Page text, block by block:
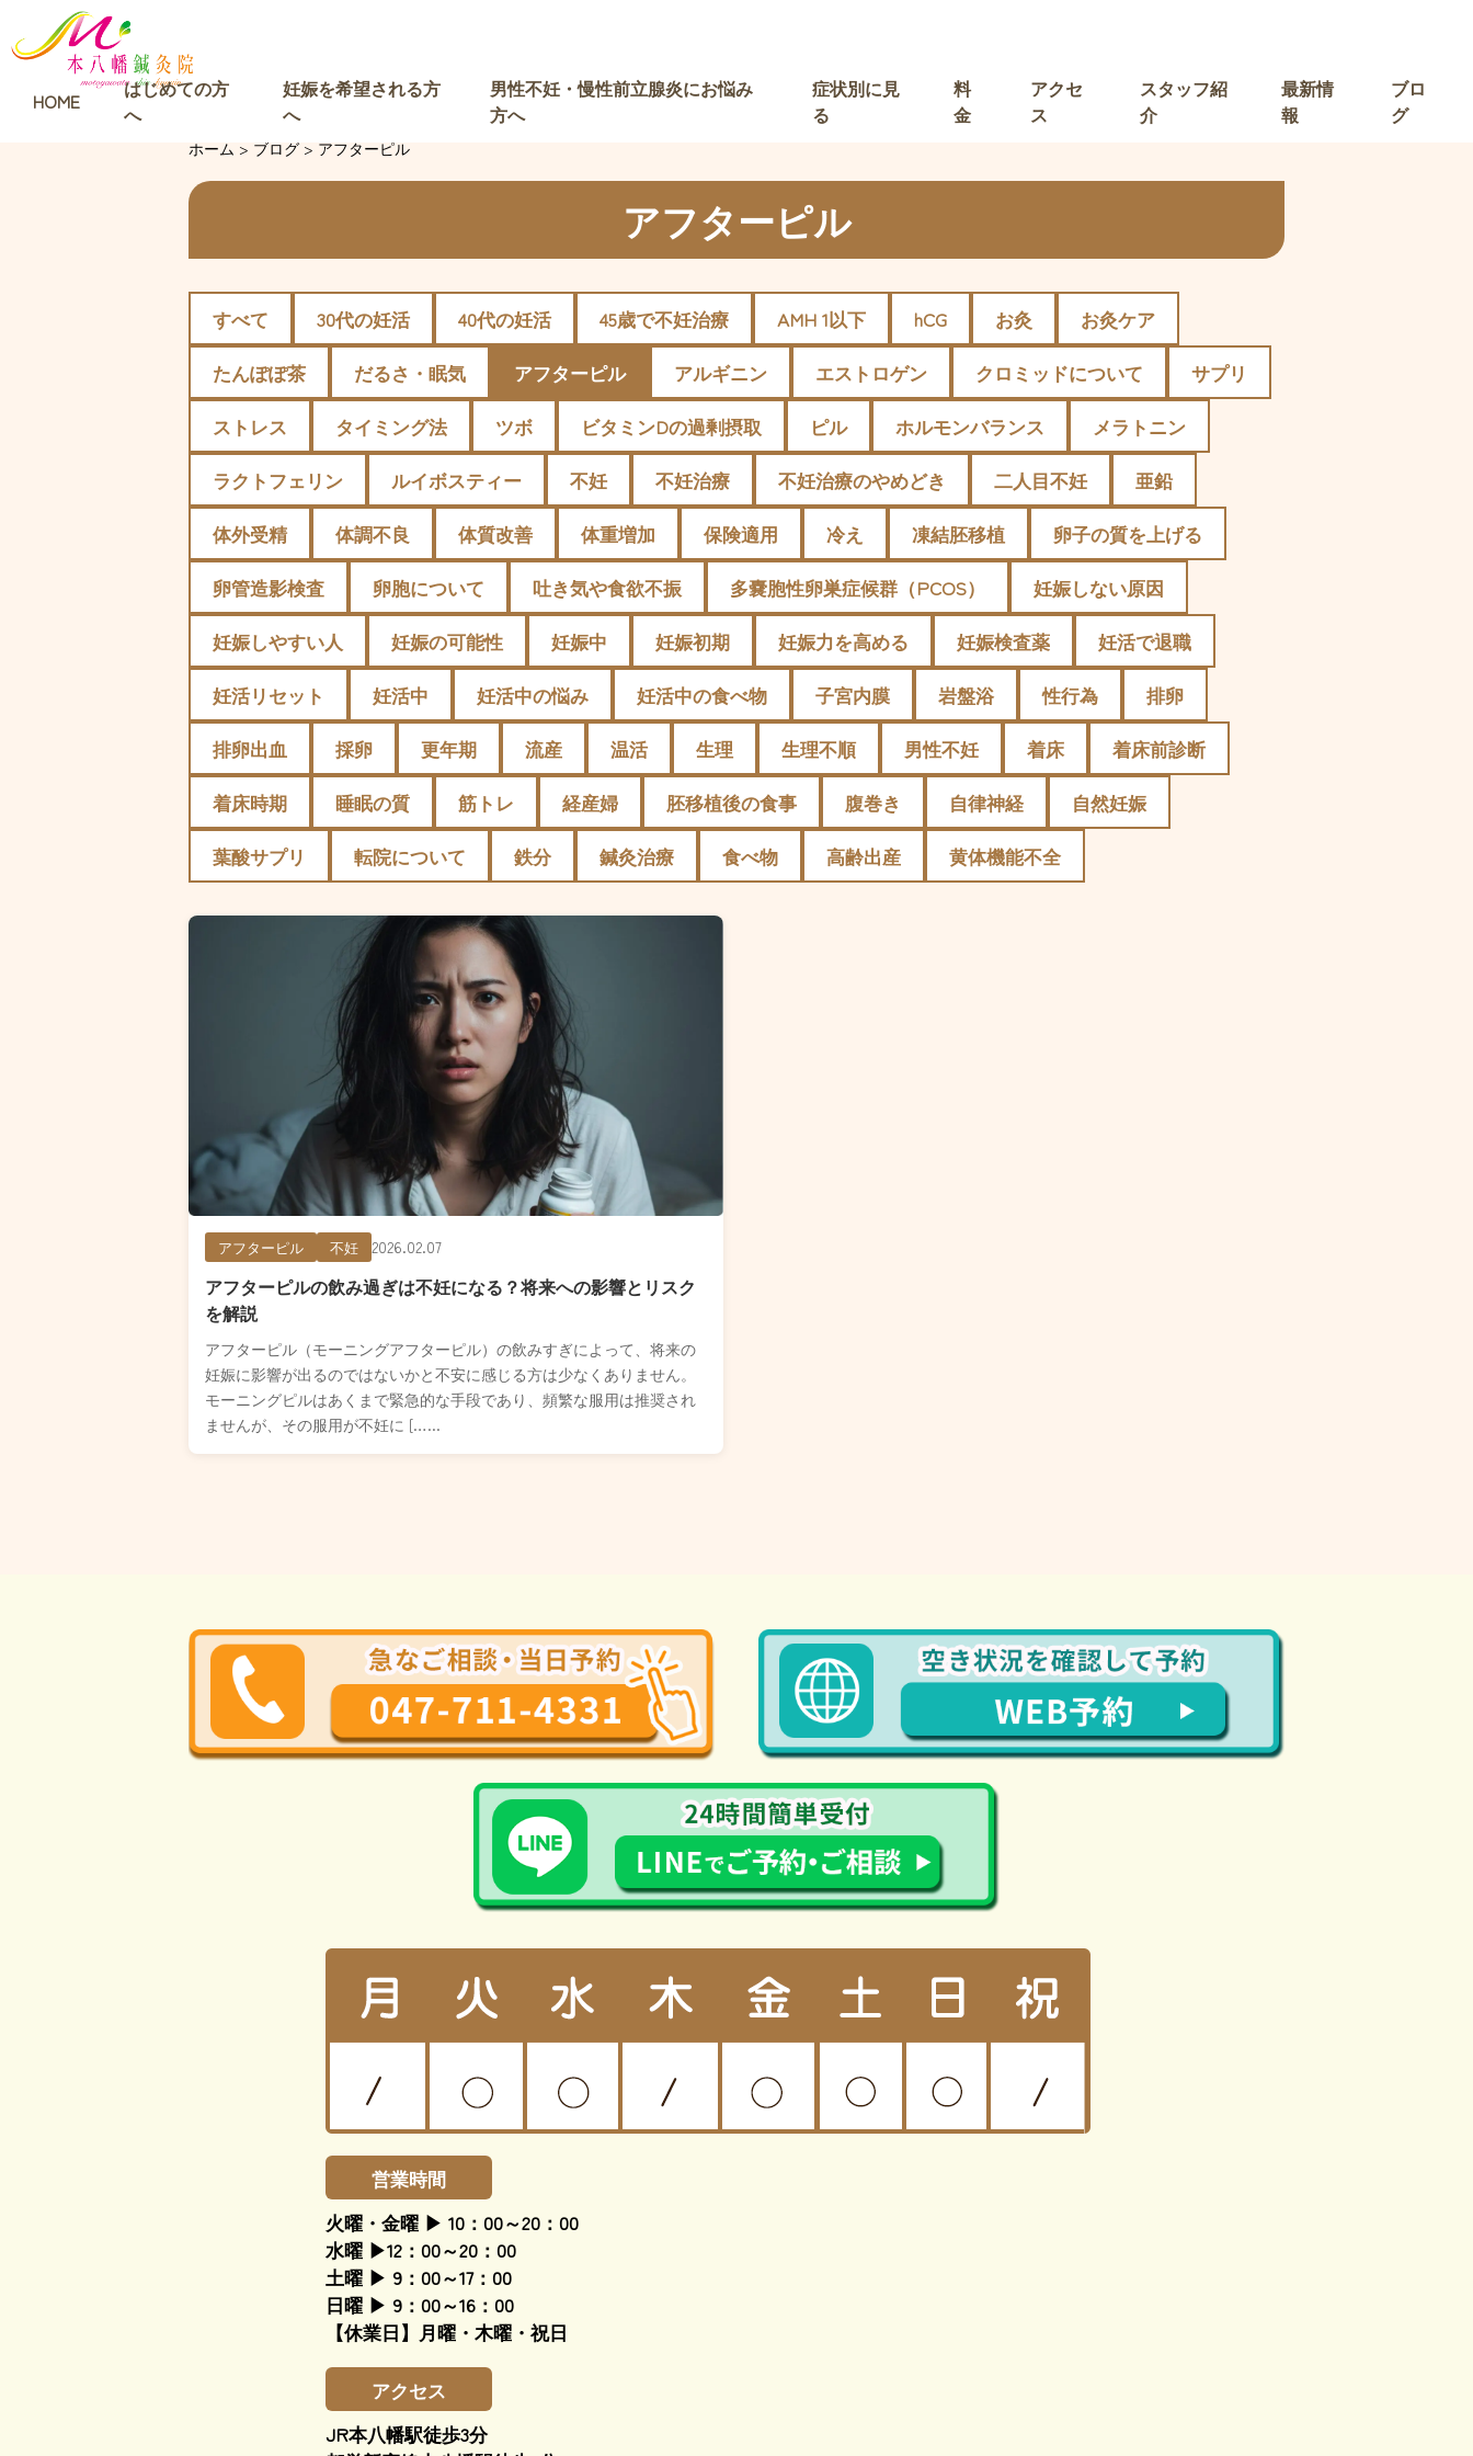
HOME
はじめての方
へ
妊娠を希望される方
へ
男性不妊・慢性前立腺炎にお悩み
方へ
症状別に見
る
料
金
アクセ
ス
スタッフ紹
介
最新情
報
ブロ
グ
ホーム > ブログ> アフターピル
アフターピル
すべて 30代の妊活 40代の妊活 45歳で不妊治療 AMH 1以下 hCG お灸
お灸ケア
たんぽぽ茶
だるさ・眠気 アフターピル アルギニン エストロゲン クロミッドについて
サプリ
ストレス
タイミング法 ツボ ビタミンDの過剰摂取 ピル ホルモンバランス
メラトニン
ラクトフェリン
ルイボスティー 不妊 不妊治療 不妊治療のやめどき 二人目不妊
亜鉛
体外受精
体調不良 体質改善 体重増加 保険適用 冷え 凍結胚移植
卵子の質を上げる
卵管造影検査
卵胞について 吐き気や食欲不振 多嚢胞性卵巣症候群（PCOS）
妊娠しない原因
妊娠しやすい人
妊娠の可能性 妊娠中 妊娠初期 妊娠力を高める 妊娠検査薬
妊活で退職
妊活リセット
妊活中 妊活中の悩み 妊活中の食べ物 子宮内膜 岩盤浴 性行為
排卵
排卵出血
採卵 更年期 流産 温活 生理 生理不順 男性不妊 着床
着床前診断
着床時期
睡眠の質 筋トレ 経産婦 胚移植後の食事 腹巻き 自律神経
自然妊娠
葉酸サプリ
転院について 鉄分 鍼灸治療 食べ物 高齢出産 黄体機能不全
アフターピル 不妊 2026.02.07
アフターピルの飲み過ぎは不妊になる？将来への影響とリスク
を解説
アフターピル（モーニングアフターピル）の飲みすぎによって、将来の
妊娠に影響が出るのではないかと不安に感じる方は少なくありません。
モーニングピルはあくまで緊急的な手段であり、頻繁な服用は推奨され
ませんが、その服用が不妊に […...
営業時間
火曜・金曜 ▶ 10：00～20：00
水曜 ▶12：00～20：00
土曜 ▶ 9：00～17：00
日曜 ▶ 9：00～16：00
【休業日】月曜・木曜・祝日
アクセス
JR本八幡駅徒歩3分